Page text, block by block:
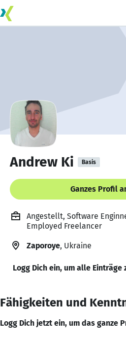
Andrew Ki Basis
Ganzes Profil
Angestellt, Software
Employed Freelancer
Zaporoye, Ukraine
Logg Dich ein, um alle Einträge
Fähigkeiten und
Logg Dich jetzt ein, um das ganze